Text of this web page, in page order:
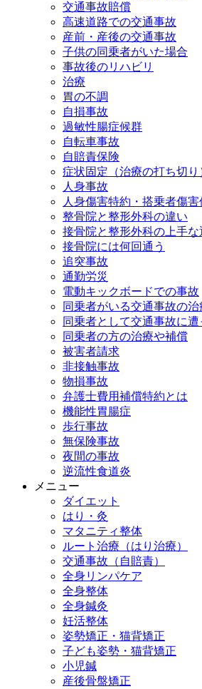
交通事故賠償
高速道路での交通事故
産前・産後の交通事故
子供の同乗者がいた場合
事故後のリハビリ
治療
胃の不調
自損事故
過敏性腸症候群
自転車事故
自賠責保険
症状固定（治療の打ち切
人身事故
人身傷害特約・搭乗者傷害
整骨院と整形外科の違い
接骨院と整形外科の上手な
接骨院には何回通う
追突事故
通勤労災
電動キックボードでの事故
同乗者がいる交通事故の治
同乗者として交通事故に
同乗者の方の治療や補償
被害者請求
非接触事故
物損事故
弁護士費用補償特約とは
機能性胃腸症
歩行事故
無保険事故
夜間の事故
逆流性食道炎
メニュー
ダイエット
はり・灸
マタニティ整体
ルート治療（はり治療）
交通事故（自賠責）
全身リンパケア
全身整体
全身鍼灸
妊活整体
姿勢矯正・猫背矯正
子ども姿勢・猫背矯正
小児鍼
産後骨盤矯正